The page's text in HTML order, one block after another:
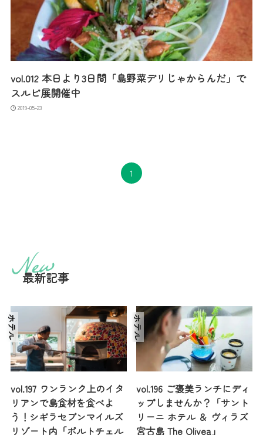
vol.012 本日より3日間「島野菜デリじゃからんだ」で
スルビ展開催中
2019-05-23
1
最新記事
vol.197 ワンランク上のイタ
リアンで島食材を食べよ
う！シギラセブンマイルズ
リゾート内「ポルトチェル
ホテル
vol.196 ご褒美ランチにディ
ップしませんか？「サント
リーニ ホテル ＆ ヴィラズ
宮古島 The Olivea」
ホテル